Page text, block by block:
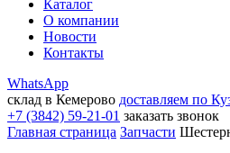
Каталог
О компании
Новости
Контакты
WhatsApp
склад в Кемерово доставляем по
+7 (3842) 59-21-01 заказать звонок
Главная страница Запчасти